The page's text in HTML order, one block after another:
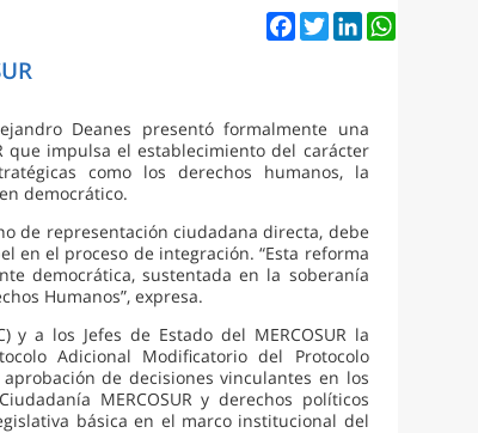
Facebook
TwitterLinkedInWhatsApp
Deanes presentó formalmente una
que impulsa el establecimiento del carácter
como los derechos humanos, la
democrático.
de representación ciudadana directa, debe
en el proceso de integración. “Esta reforma
democrática, sustentada en la soberanía
Humanos”, expresa.
y a los Jefes de Estado del MERCOSUR la
Adicional Modificatorio del Protocolo
de decisiones vinculantes en los
MERCOSUR y derechos políticos
básica en el marco institucional del